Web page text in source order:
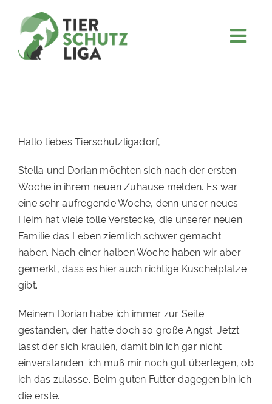
content
MITMACHEN
FÖRDERN & VERERBEN
KOOPERATIONEN
4KIDS
TIERHEIMTIERE
TIERHEIME
PATENSCHAFTEN
HELFER WERDEN
RATGEBER
Hallo liebes Tierschutzligadorf,
Stella und Dorian möchten sich nach der ersten
Woche in ihrem neuen Zuhause melden. Es war
eine sehr aufregende Woche, denn unser neues
Heim hat viele tolle Verstecke, die unserer neuen
Familie das Leben ziemlich schwer gemacht
haben. Nach einer halben Woche haben wir aber
gemerkt, dass es hier auch richtige Kuschelplätze
gibt.
Meinem Dorian habe ich immer zur Seite
gestanden, der hatte doch so große Angst. Jetzt
lässt der sich kraulen, damit bin ich gar nicht
einverstanden. ich muß mir noch gut überlegen, ob
ich das zulasse. Beim guten Futter dagegen bin ich
die erste.